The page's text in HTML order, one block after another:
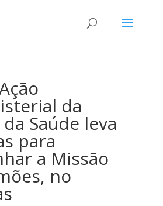
da
Saúde leva
para
a Missão
no